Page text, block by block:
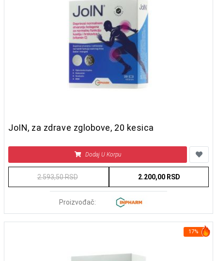
JoIN, za zdrave zglobove, 20 kesica
Dodaj U Korpu
2.593,50 RSD 2.200,00 RSD
Proizvođač:
17%